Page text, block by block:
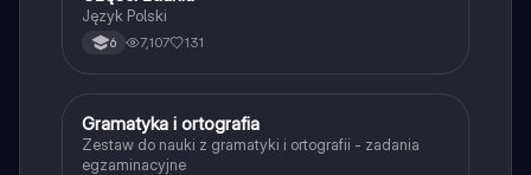
Język Polski
6 7,107 131
Język polski
Gramatyka i ortografia
Zestaw do nauki z gramatyki i ortografii - zadania
egzaminacyjne